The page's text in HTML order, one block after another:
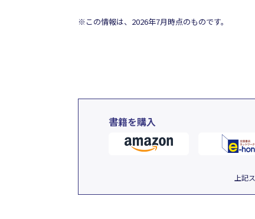
※この情報は、2026年7月時点のものです。
書籍を購入
上記